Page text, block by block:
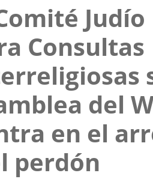
Consultas
del
en el
perdón